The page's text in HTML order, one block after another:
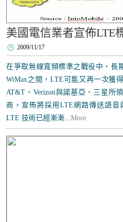
美國電信業者宣佈LTE
2009/11/17
在爭取無線寬頻標準之戰役中，長
WiMax之間，LTE可能又再一次獲
AT&T、Verizon與諾基亞、三星所
商，宣佈將採用LTE網路傳送語音
LTE 技術已經漸漸...More